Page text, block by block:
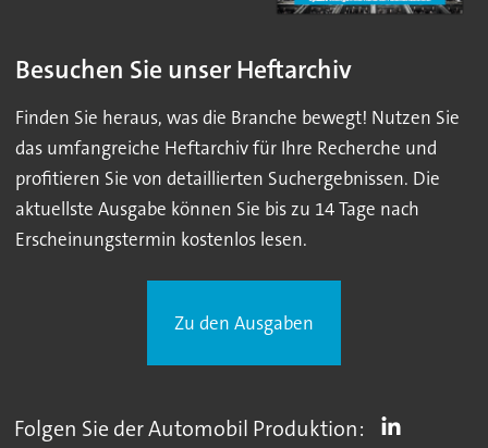
Besuchen Sie unser Heftarchiv
Finden Sie heraus, was die Branche bewegt! Nutzen Sie
das umfangreiche Heftarchiv für Ihre Recherche und
profitieren Sie von detaillierten Suchergebnissen. Die
aktuellste Ausgabe können Sie bis zu 14 Tage nach
Erscheinungstermin kostenlos lesen.
Zu den Ausgaben
Folgen Sie der Automobil Produktion: